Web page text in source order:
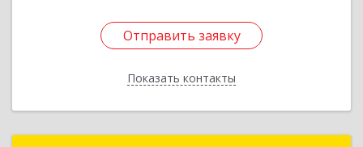
Отправить заявку
Показать контакты
Отправить заявку
Назад